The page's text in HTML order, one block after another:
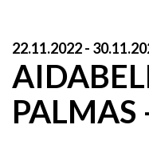
22.11.2022 -
PALMAS